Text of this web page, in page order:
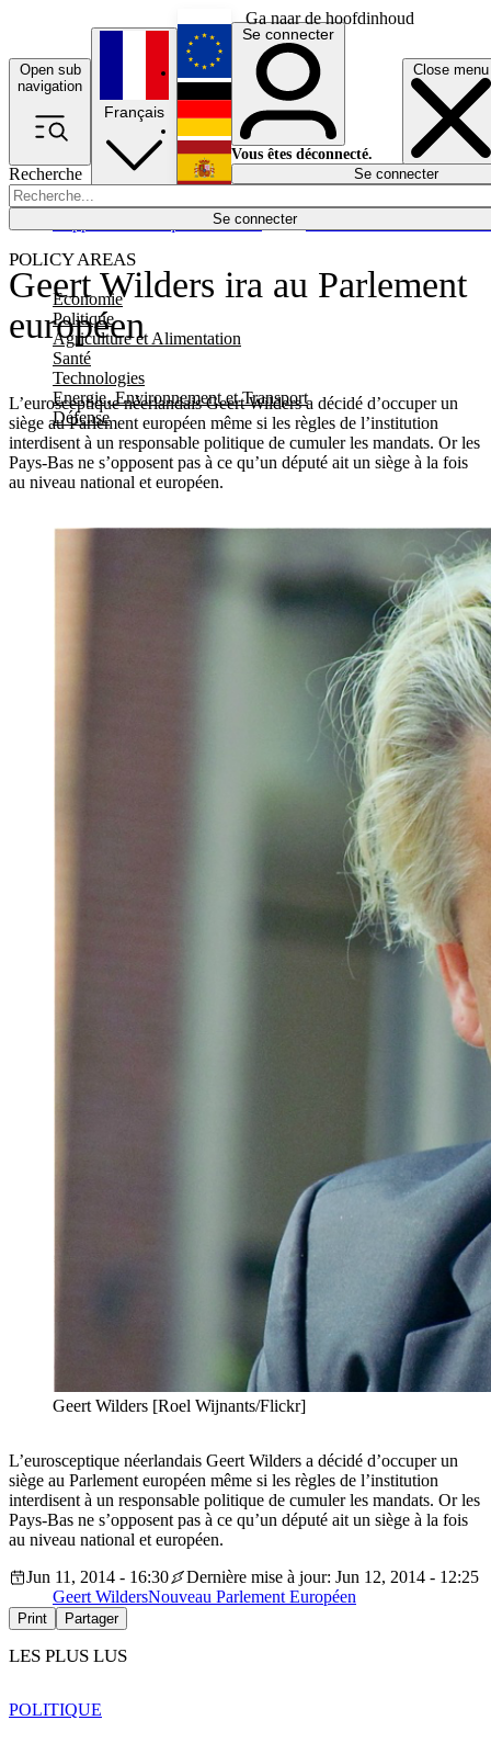
Ga naar de hoofdinhoud
Open sub
navigation
Close menu
Recherche
Se connecter
POLICY AREAS
Economie
Politique
Agriculture et Alimentation
Santé
Technologies
Energie, Environnement et Transport
Défense
Économie
Français
English
Deutsch
Español
Se connecter
Vous êtes déconnecté.
Se connecter
Geert Wilders ira au Parlement
européen
L’eurosceptique néerlandais Geert Wilders a décidé d’occuper un
siège au Parlement européen même si les règles de l’institution
interdisent à un responsable politique de cumuler les mandats. Or les
Pays-Bas ne s’opposent pas à ce qu’un député ait un siège à la fois
au niveau national et européen.
Geert Wilders [Roel Wijnants/Flickr]
L’eurosceptique néerlandais Geert Wilders a décidé d’occuper un
siège au Parlement européen même si les règles de l’institution
interdisent à un responsable politique de cumuler les mandats. Or les
Pays-Bas ne s’opposent pas à ce qu’un député ait un siège à la fois
au niveau national et européen.
Jun 11, 2014 - 16:30
Dernière mise à jour: Jun 12, 2014 - 12:25
Geert WildersNouveau Parlement Européen
Print Partager
LES PLUS LUS
POLITIQUE